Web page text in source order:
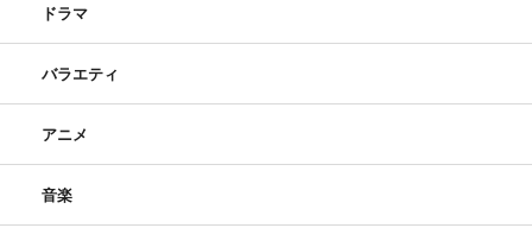
ドラマ
バラエティ
アニメ
音楽